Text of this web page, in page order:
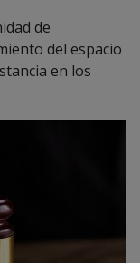
de
del espacio
en los